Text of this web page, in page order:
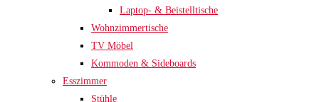
Laptop- & Beistelltische
Wohnzimmertische
TV Möbel
Kommoden & Sideboards
Esszimmer
Stühle